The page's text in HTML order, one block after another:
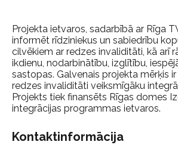
Projekta ietvaros, sadarbībā ar Rīga
informēt rīdziniekus un sabiedrību
cilvēkiem ar redzes invaliditāti, kā arī
ikdienu, nodarbinātību, izglītību,
sastopas. Galvenais projekta mērķis
redzes invaliditāti veiksmīgāku
Projekts tiek finansēts Rīgas domes
integrācijas programmas ietvaros.
Kontaktinformācija